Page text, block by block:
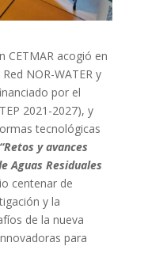
CETMAR acogió en
NOR-WATER y
por el
2021-2027), y
tecnológicas
“Retos y avances
Aguas Residuales
centenar de
y la
de la nueva
para